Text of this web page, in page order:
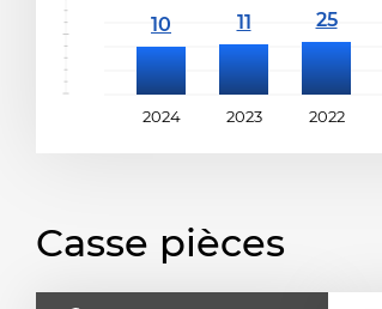
2024 2023 2022
Casse pièces